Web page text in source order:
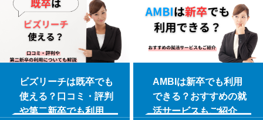
ビズリーチは既卒でも
使える？口コミ・評判
や第二新卒でも利用で
AMBIは新卒でも利用
できる？おすすめの就
活サービスもご紹介